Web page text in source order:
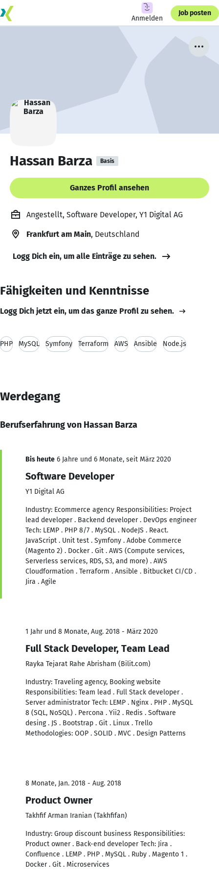
Anmelden
Job posten
Hassan Barza Basis
Ganzes Profil ansehen
Angestellt, Software Developer, Y1 Digital AG
Frankfurt am Main, Deutschland
Logg Dich ein, um alle Einträge zu sehen.
Fähigkeiten und Kenntnisse
Logg Dich jetzt ein, um das ganze Profil zu sehen.
PHP MySQL Symfony Terraform AWS Ansible Node.js
Werdegang
Berufserfahrung von Hassan Barza
Bis heute 6 Jahre und 6 Monate, seit März 2020
Software Developer
Y1 Digital AG
Industry: Ecommerce agency Responsibilities: Project
lead developer . Backend developer . DevOps engineer
Tech: LEMP . PHP 8/7 . MySQL . NodeJS . React.
JavaScript . Unit test . Symfony . Adobe Commerce
(Magento 2) . Docker . Git . AWS (Compute services,
Serverless services, RDS, S3, and more) . AWS
Cloudformation . Terraform . Ansible . Bitbucket CI/CD .
Jira . Agile
1 Jahr und 8 Monate, Aug. 2018 - März 2020
Full Stack Developer, Team Lead
Rayka Tejarat Rahe Abrisham (Bilit.com)
Industry: Traveling agency, Booking website
Responsibilities: Team lead . Full Stack developer .
Server administrator Tech: LEMP . Nginx . PHP . MySQL
8 (SQL, NoSQL) . Percona . Yii2 . Redis . Software
desing . JS . Bootstrap . Git . Linux . Trello
Methodologies: OOP . SOLID . MVC . Design Patterns
8 Monate, Jan. 2018 - Aug. 2018
Product Owner
Takhfif Arman Iranian (Takhfifan)
Industry: Group discount business Responsibilities:
Product owner . Back-end developer Tech: Jira .
Confluence . LEMP . PHP . MySQL . Ruby . Magento 1 .
Docker . Git . Microservices